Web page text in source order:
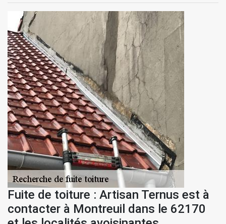
Fuite de toiture : Artisan Ternus est à
contacter à Montreuil dans le 62170